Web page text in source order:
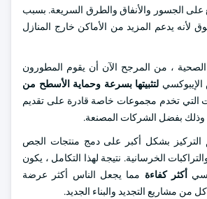
على الجسور والأنفاق والطرق السريعة. بسبب
لأنه يدعم المزيد من الأماكن خارج المنازل
، من المرجح الآن أن يقوم المطورون
لتثبيتها بسرعة وحماية الأسطح من
التي تخدم مجموعات خاصة قادرة على تقديم
وذلك بفضل الشركات المصنعة.
التركيز بشكل أكبر على دمج منتجات الجص
الخرسانية. نتيجة لهذا التكامل ، يكون
أكثر كفاءة مما يجعل الناس أكثر عرضة
من مشاريع التجديد والبناء الجديد.